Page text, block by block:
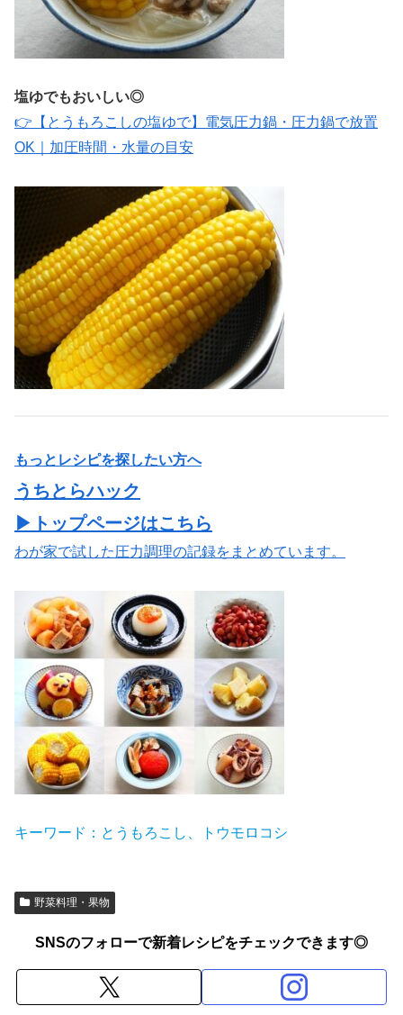
塩ゆでもおいしい◎
👉【とうもろこしの塩ゆで】電気圧力鍋・圧力鍋で放置
OK｜加圧時間・水量の目安
もっとレシピを探したい方へ
うちとらハック
▶トップページはこちら
わが家で試した圧力調理の記録をまとめています。
キーワード：とうもろこし、トウモロコシ
野菜料理・果物
SNSのフォローで新着レシピをチェックできます◎